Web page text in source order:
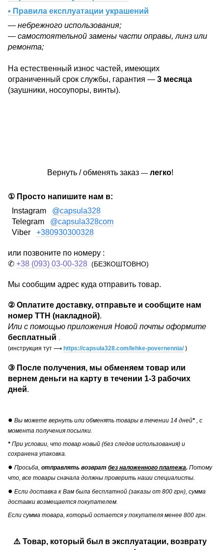
▪ Правила експлуатации украшений
— небрежного использования;
— самостоятельной замены части оправы, линз или
ремонта;
На естественный износ частей, имеющих
ограниченный срок службы, гарантия — 3 месяца
(заушники, носоупоры, винты).
Вернуть / обменять заказ — легко!
① Просто напишите нам в:
Instagram @capsula328
Telegram @capsula328com
Viber +380930300328
или позвоните по номеру :
✆ +38 (093) 03-00-328 (БЕЗКОШТОВНО)
Мы сообщим адрес куда отправить товар.
② Оплатите доставку, отправьте и сообщите нам
номер ТТН (накладной).
Или с помощью приложения Новой почты оформите
бесплатный
(инструкция тут ⟶ https://capsula328.com/lehke-povernennia/)
③ После получения, мы обменяем товар или
вернем деньги на карту в течении 1-3 рабочих
дней.
● Вы можете вернуть или обменять товары в течении 14 дней* , с
момента получения посылки.
* При условии, что товар новый (без следов использования) и
сохранена упаковка.
● Просьба, отправлять возврат без наложенного платежа. Потому
что, все товары сначала должны проверить наши специалисты.
● Если доставка к Вам была бесплатной (заказы от 800 грн), сумма
доставки возмещается покупателем.
Если сумма товара, который остается у покупателя менее 800 грн.
⚠️ Товар, который был в эксплуатации, возврату